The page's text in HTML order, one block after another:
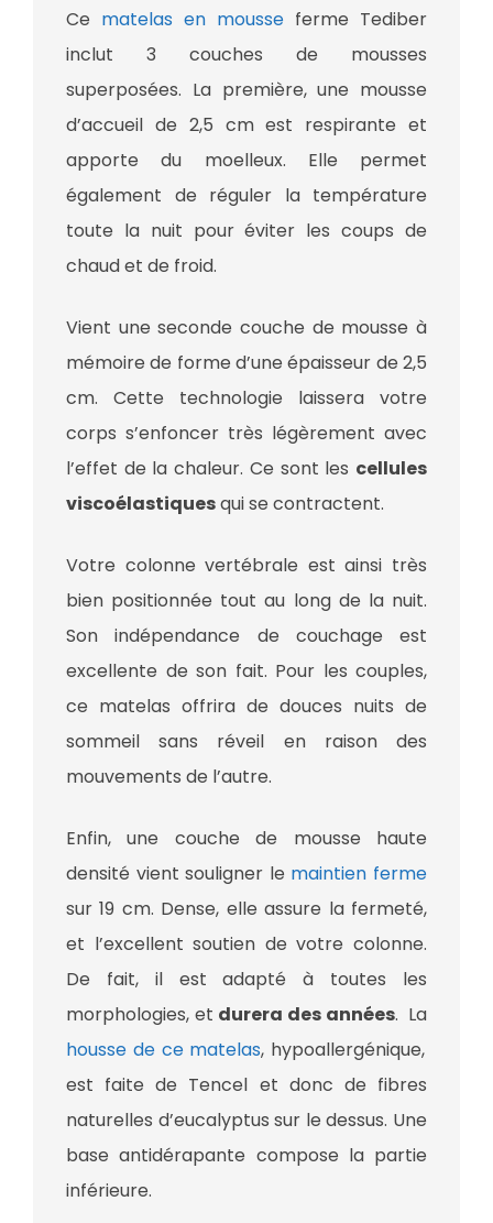
Ce matelas en mousse ferme Tediber
inclut 3 couches de mousses
superposées. La première, une mousse
d’accueil de 2,5 cm est respirante et
apporte du moelleux. Elle permet
également de réguler la température
toute la nuit pour éviter les coups de
chaud et de froid.
Vient une seconde couche de mousse à
mémoire de forme d’une épaisseur de 2,5
cm. Cette technologie laissera votre
corps s’enfoncer très légèrement avec
l’effet de la chaleur. Ce sont les cellules
viscoélastiquesqui se contractent.
Votre colonne vertébrale est ainsi très
bien positionnée tout au long de la nuit.
Son indépendance de couchage est
excellente de son fait. Pour les couples,
ce matelas offrira de douces nuits de
sommeil sans réveil en raison des
mouvements de l’autre.
Enfin, une couche de mousse haute
densité vient souligner le maintien ferme
sur 19 cm. Dense, elle assure la fermeté,
et l’excellent soutien de votre colonne.
De fait, il est adapté à toutes les
morphologies, et durera des années. La
housse de ce matelas, hypoallergénique,
est faite de Tencel et donc de fibres
naturelles d’eucalyptus sur le dessus. Une
base antidérapante compose la partie
inférieure.